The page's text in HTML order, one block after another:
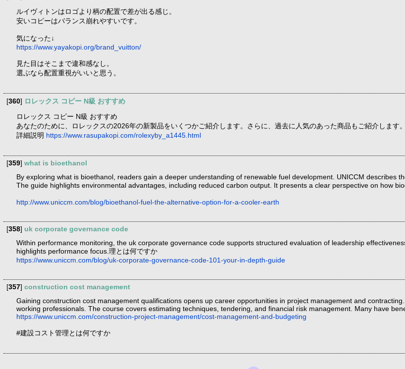
ルイヴィトンはロゴより柄の配置で差が出る感じ。
安いコピーはバランス崩れやすいです。
気になった↓
https://www.yayakopi.org/brand_vuitton/
見た目はそこまで違和感なし。
選ぶなら配置重視がいいと思う。
[360] ロレックス コピー N級 おすすめ
ロレックス コピー N級 おすすめ
あなたのために、ロレックスの2026年の新製品をいくつかご紹介します。さらに、過去に人気のあった商品もご紹介します。
詳細説明 https://www.rasupakopi.com/rolexyby_a1445.html
[359]what is bioethanol
By exploring what is bioethanol, readers gain a deeper understanding of renewable fuel development. UNICCM describes
The guide highlights environmental advantages, including reduced carbon output. It presents a clear perspective on how
http://www.uniccm.com/blog/bioethanol-fuel-the-alternative-option-for-a-cooler-earth
[358] uk corporate governance code
Within performance monitoring, the uk corporate governance code supports structured evaluation of leadership
highlights performance focus.理とは何ですか
https://www.uniccm.com/blog/uk-corporate-governance-code-101-your-in-depth-guide
[357]construction cost management
Gaining construction cost management qualifications opens up career opportunities in project management and
working professionals. The course covers estimating techniques, tendering, and financial risk management. Many have
https://www.uniccm.com/construction-project-management/cost-management-and-budgeting
#建設コスト管理とは何ですか